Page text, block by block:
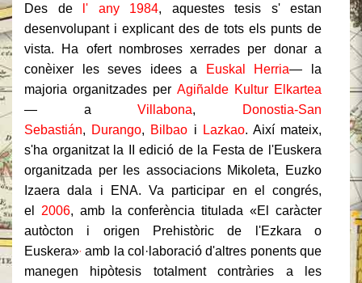
Des de l' any 1984, aquestes tesis s' estan
desenvolupant i explicant des de tots els punts de
vista. Ha ofert nombroses xerrades per donar a
conèixer les seves idees a
Euskal Herria— la
majoria organitzades per Agiñalde Kultur Elkartea
— aVillabona,
Donostia-San
Sebastián, Durango, Bilbao i Lazkao. Així mateix,
s'ha organitzat la II edició de la Festa de l'Euskera
organitzada per les associacions Mikoleta, Euzko
Izaera dala i ENA. Va participar en el congrés,
el 2006, amb la conferència titulada «El caràcter
autòcton i origen Prehistòric de l'Ezkara o
Euskera», amb la col·laboració d'altres ponents que
manegen hipòtesis totalment contràries a les